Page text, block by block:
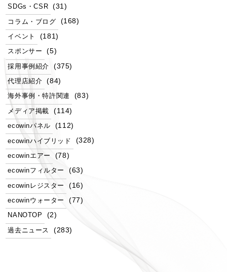
SDGs・CSR (31)
コラム・ブログ (168)
イベント (181)
スポンサー (5)
採用事例紹介 (375)
代理店紹介 (84)
海外事例・特許関連 (83)
メディア掲載 (114)
ecowinパネル (112)
ecowinハイブリッド (328)
ecowinエアー (78)
ecowinフィルター (63)
ecowinレジスター (16)
ecowinウォーター (77)
NANOTOP (2)
過去ニュース (283)